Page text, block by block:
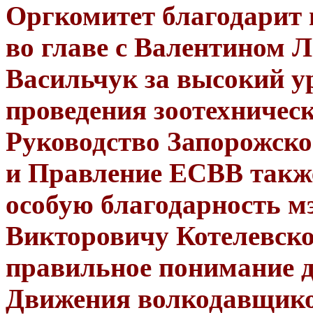
Оргкомитет
во главе с Валентином
Васильчук за высокий
проведения
Руководство
и Правление ЕСВВ
особую благодарность
Викторовичу
правильное понимание
Движения